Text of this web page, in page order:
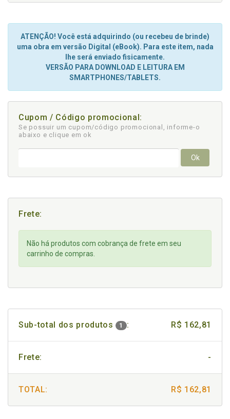
ATENÇÃO! Você está adquirindo (ou recebeu de brinde)
uma obra em versão Digital (eBook). Para este item, nada
lhe será enviado fisicamente.
VERSÃO PARA DOWNLOAD E LEITURA EM
SMARTPHONES/TABLETS.
Cupom / Código promocional:
Se possuir um cupom/código promocional, informe-o
abaixo e clique em ok
Ok
Frete:
Não há produtos com cobrança de frete em seu
carrinho de compras.
Sub-total dos produtos 1 : R$ 162,81
Frete: -
TOTAL: R$ 162,81